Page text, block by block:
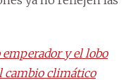
y el lobo
cambio climático